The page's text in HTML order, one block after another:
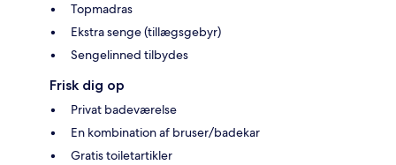
Topmadras
Ekstra senge (tillægsgebyr)
Sengelinned tilbydes
Frisk dig op
Privat badeværelse
En kombination af bruser/badekar
Gratis toiletartikler